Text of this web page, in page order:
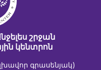
շրջան
կենտրոն
գրասենյակ)